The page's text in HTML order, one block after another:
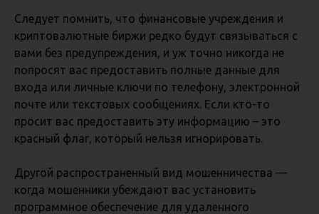
Следует помнить, что финансовые учреждения и
криптовалютные биржи редко будут связываться с
вами без предупреждения, и уж точно никогда не
попросят вас предоставить полные данные для
входа или личные ключи по телефону, электронной
почте или текстовых сообщениях. Если кто-то
просит вас предоставить эту информацию – это
красный флаг, который нельзя игнорировать.
Другой распространенный вид мошенничества —
когда мошенники убеждают вас установить
программное обеспечение для удаленного